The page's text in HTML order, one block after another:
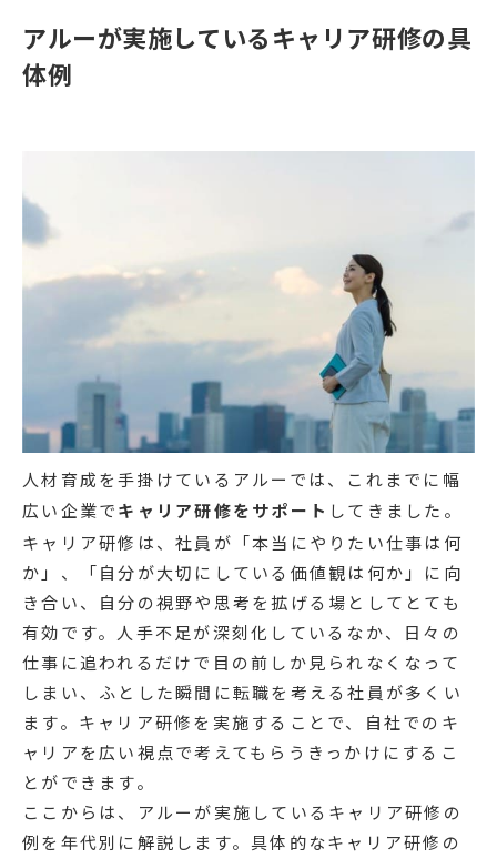
アルーが実施しているキャリア研修の具
体例
人材育成を手掛けているアルーでは、これまでに幅
広い企業でキャリア研修をサポート してきました。
キャリア研修は、社員が「本当にやりたい仕事は何
か」、「自分が大切にしている価値観は何か」に向
き合い、自分の視野や思考を拡げる場としてとても
有効です。人手不足が深刻化しているなか、日々の
仕事に追われるだけで目の前しか見られなくなって
しまい、ふとした瞬間に転職を考える社員が多くい
ます。キャリア研修を実施することで、自社でのキ
ャリアを広い視点で考えてもらうきっかけにするこ
とができます。
ここからは、アルーが実施しているキャリア研修の
例を年代別に解説します。具体的なキャリア研修の